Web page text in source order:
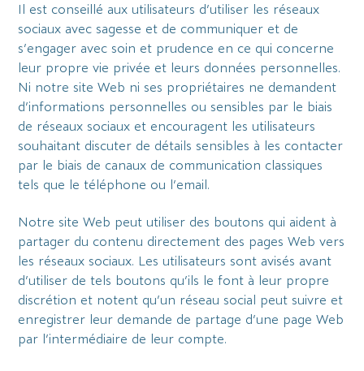
Il est conseillé aux utilisateurs d’utiliser les réseaux
sociaux avec sagesse et de communiquer et de
s’engager avec soin et prudence en ce qui concerne
leur propre vie privée et leurs données personnelles.
Ni notre site Web ni ses propriétaires ne demandent
d’informations personnelles ou sensibles par le biais
de réseaux sociaux et encouragent les utilisateurs
souhaitant discuter de détails sensibles à les contacter
par le biais de canaux de communication classiques
tels que le téléphone ou l’email.
Notre site Web peut utiliser des boutons qui aident à
partager du contenu directement des pages Web vers
les réseaux sociaux. Les utilisateurs sont avisés avant
d’utiliser de tels boutons qu’ils le font à leur propre
discrétion et notent qu’un réseau social peut suivre et
enregistrer leur demande de partage d’une page Web
par l’intermédiaire de leur compte.